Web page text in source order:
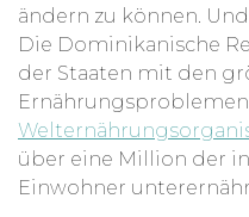
ändern zu können.
Die Dominikanische
der Staaten mit den
Ernährungsproblemen
über eine Million der
Einwohner